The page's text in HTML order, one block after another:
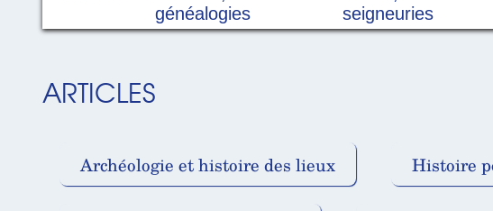
généalogies
seigneuries
ARTICLES
Archéologie et histoire des lieux Histoire